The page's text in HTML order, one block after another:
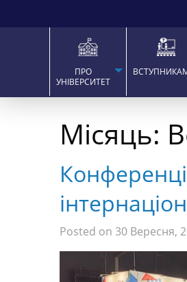
ПРО
УНІВЕРСИТЕТ
Місяць:
Posted on 30 Вересня,